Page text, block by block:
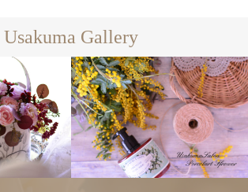
Usakuma Gallery